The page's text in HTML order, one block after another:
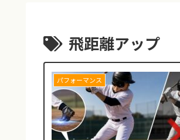
飛距離アップ
パフォーマンス